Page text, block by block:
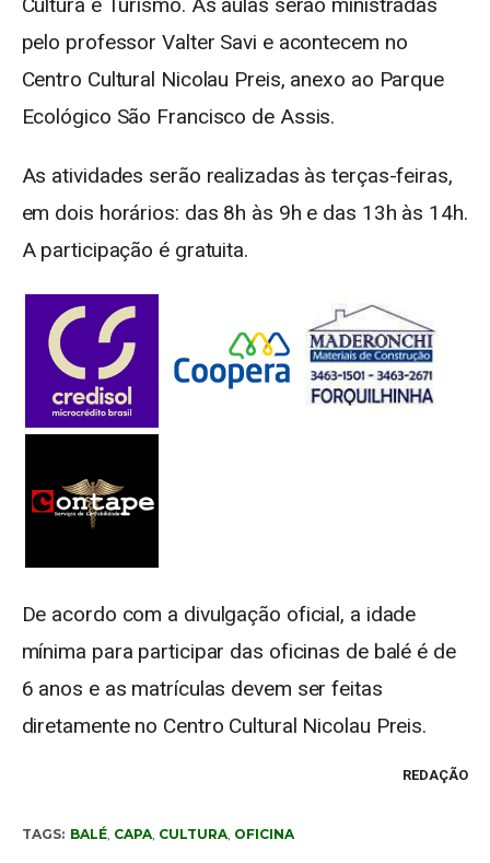
pelo professor Valter Savi e acontecem no
Centro Cultural Nicolau Preis, anexo ao Parque
Ecológico São Francisco de Assis.
As atividades serão realizadas às terças-feiras,
em dois horários: das 8h às 9h e das 13h às 14h.
A participação é gratuita.
De acordo com a divulgação oficial, a idade
mínima para participar das oficinas de balé é de
6 anos e as matrículas devem ser feitas
diretamente no Centro Cultural Nicolau Preis.
REDAÇÃO
TAGS: BALÉ, CAPA, CULTURA, OFICINA